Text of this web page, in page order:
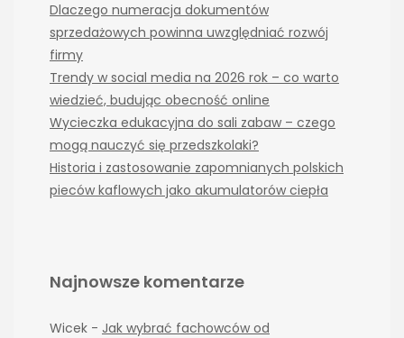
Dlaczego numeracja dokumentów
sprzedażowych powinna uwzględniać rozwój
firmy
Trendy w social media na 2026 rok – co warto
wiedzieć, budując obecność online
Wycieczka edukacyjna do sali zabaw – czego
mogą nauczyć się przedszkolaki?
Historia i zastosowanie zapomnianych polskich
pieców kaflowych jako akumulatorów ciepła
Najnowsze komentarze
Wicek - Jak wybrać fachowców od